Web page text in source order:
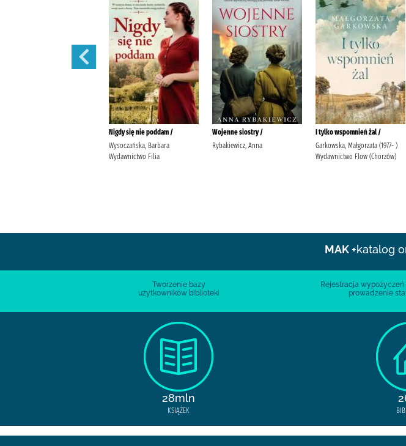
Nigdy się nie poddam /
Wysoczańska, Barbara
Wydawnictwo Filia
Wojenne siostry /
Rybakiewicz, Anna
I tylko wspomnień żal /
Garkowska, Małgorzata (1977- )
Wydawnictwo Flow (Chorzów)
MAK +katalog
Tworzenie bazy
użytkowników biblioteki
Rejestracja
prowadzenie
28mln
KSIĄŻEK